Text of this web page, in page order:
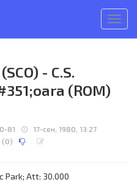
меню
- C.S.
(ROM)
81
17-сен, 1980, 13:27
(0)
Park; Att: 30.000